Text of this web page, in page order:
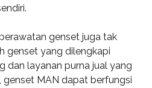
genset juga tak
genset yang dilengkapi
dan layanan purna jual yang
genset MAN dapat berfungsi